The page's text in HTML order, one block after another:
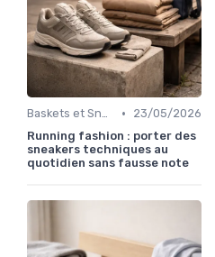
Baskets et Sneakers •
23/05/2026
Running fashion : porter des
sneakers techniques au
quotidien sans fausse note